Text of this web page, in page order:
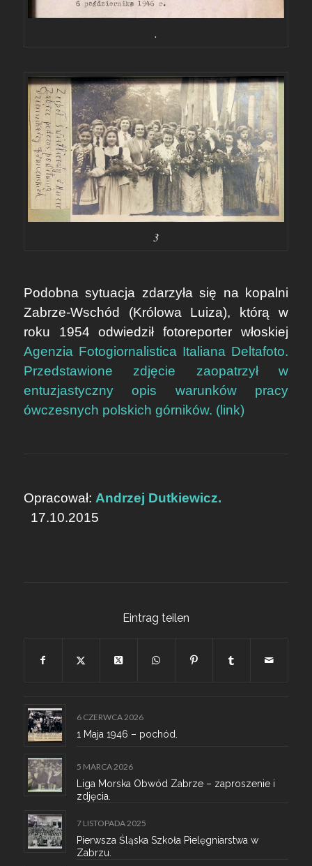
.
3
Podobna sytuacja zdarzyła się na kopalni
Zabrze-Wschód (Królowa Luiza), którą w
roku 1954 odwiedził fotoreporter włoskiej
Agenzia Fotogiornalistica Italiana Deltafoto.
Przedstawione zdjęcie zaopatrzył w
entuzjastyczny opis warunków pracy
ówczesnych polskich górników. (link)
Opracował: Andrzej Dutkiewicz.
17.10.2015
Eintrag teilen
6 CZERWCA 2026
1 Maja 1946 – pochód.
5 MARCA 2026
Liga Morska Obwód Zabrze – zaproszenie i
zdjęcia.
7 LISTOPADA 2025
Pierwsza Śląska Szkoła Pielęgniarstwa w
Zabrzu.